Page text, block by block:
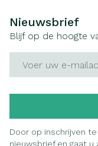
Nieuwsbrief
Blijf op de hoogte
Door op inschrijven
nieuwsbrief en gaat u